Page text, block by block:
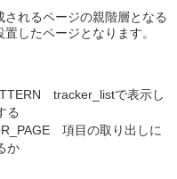
れるページの親階層となる
したページとなります。
tracker_listで表示し
る
項目の取り出しに
か